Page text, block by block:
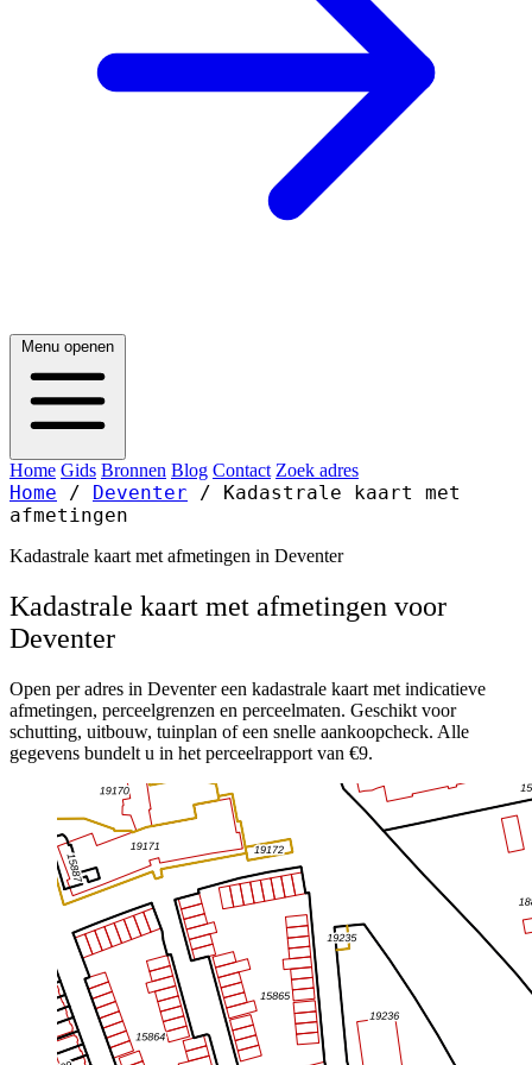
Menu openen
Home Gids Bronnen Blog Contact Zoek adres
Home / Deventer /
Kadastrale kaart met
afmetingen
Kadastrale kaart met afmetingen in Deventer
Kadastrale kaart met afmetingen voor
Deventer
Open per adres in Deventer een kadastrale kaart met indicatieve
afmetingen, perceelgrenzen en perceelmaten. Geschikt voor
schutting, uitbouw, tuinplan of een snelle aankoopcheck. Alle
gegevens bundelt u in het perceelrapport van €9.